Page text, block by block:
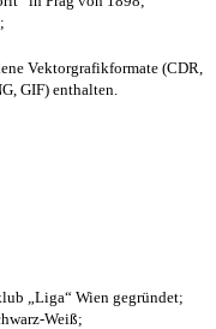
Vektorgrafikformate (CDR,
GIF) enthalten.
„Liga“ Wien gegründet;
Weiß;